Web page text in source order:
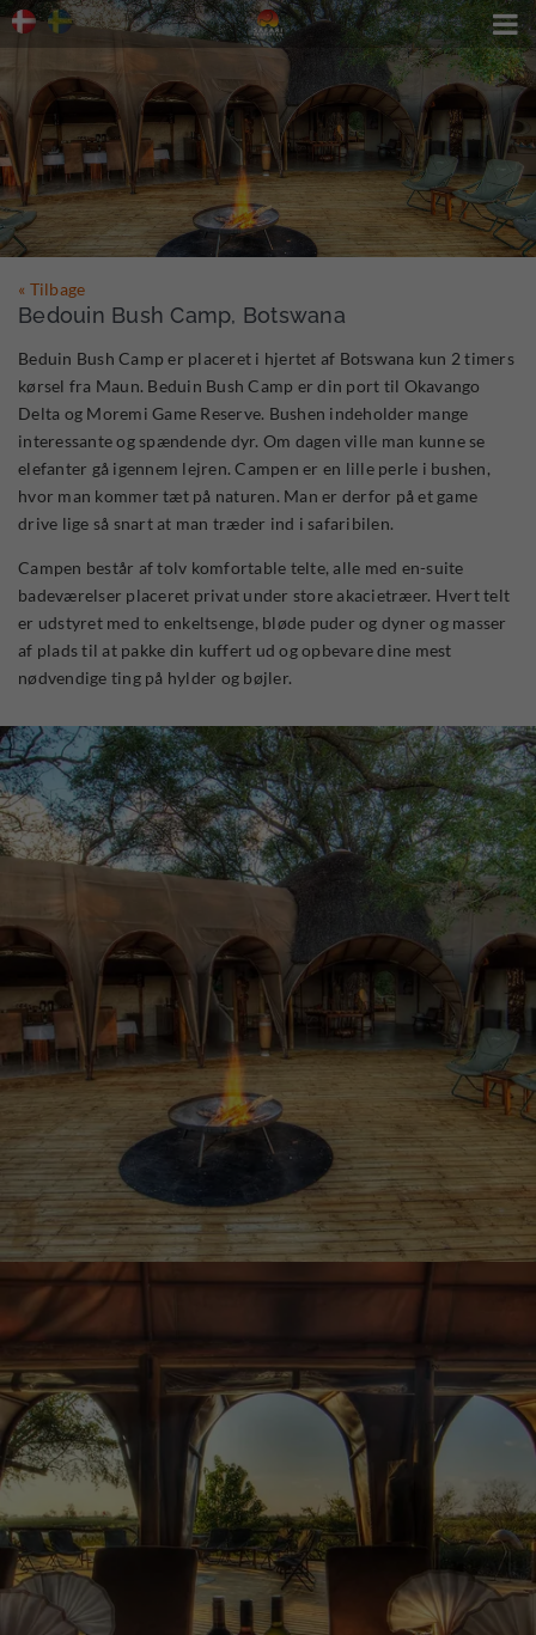

« Tilbage
Bedouin Bush Camp, Botswana
Beduin Bush Camp er placeret i hjertet af Botswana kun 2 timers
kørsel fra Maun. Beduin Bush Camp er din port til Okavango
Delta og Moremi Game Reserve. Bushen indeholder mange
interessante og spændende dyr. Om dagen ville man kunne se
elefanter gå igennem lejren. Campen er en lille perle i bushen,
hvor man kommer tæt på naturen. Man er derfor på et game
drive lige så snart at man træder ind i safaribilen.
Campen består af tolv komfortable telte, alle med en-suite
badeværelser placeret privat under store akacietræer. Hvert telt
er udstyret med to enkeltsenge, bløde puder og dyner og masser
af plads til at pakke din kuffert ud og opbevare dine mest
nødvendige ting på hylder og bøjler.